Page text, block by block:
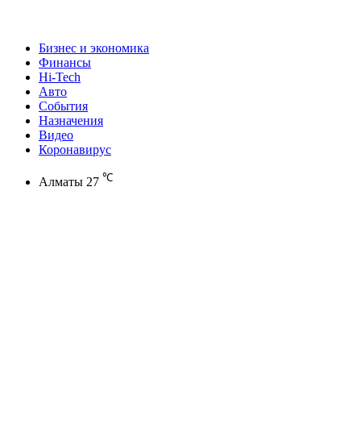
Бизнес и экономика
Финансы
Hi-Tech
Авто
События
Назначения
Видео
Коронавирус
Алматы 27 ℃